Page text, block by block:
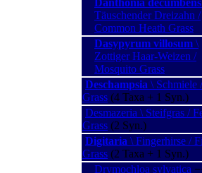
Danthonia decumbens
Täuschender Dreizahn /
Common Heath Grass
Dasypyrum villosum \
Zottiger Haar-Weizen /
Mosquito Grass
Deschampsia \ Schmiele
Grass (4 Taxa + 1 Syn.)
Desmazeria \ Steifgras /
Grass (2 Syn.)
Digitaria \ Fingerhirse /
Grass (2 Taxa + 1 Syn.)
Drymochloa sylvatica